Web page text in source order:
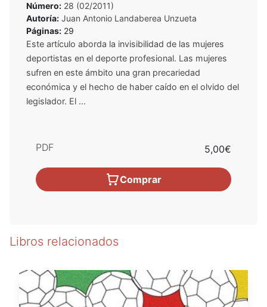
Número: 28 (02/2011)
Autoría: Juan Antonio Landaberea Unzueta
Páginas: 29
Este artículo aborda la invisibilidad de las mujeres
deportistas en el deporte profesional. Las mujeres
sufren en este ámbito una gran precariedad
económica y el hecho de haber caído en el olvido del
legislador. El ...
PDF 5,00€
Comprar
Libros relacionados